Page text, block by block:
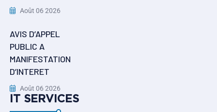
Août 06 2026
AVIS D’APPEL
PUBLIC A
MANIFESTATION
D’INTERET
Août 06 2026
IT SERVICES